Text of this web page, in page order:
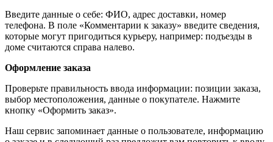
Введите данные о себе: ФИО, адрес доставки, номер
телефона. В поле «Комментарии к заказу» введите сведения,
которые могут пригодиться курьеру, например: подъезды в
доме считаются справа налево.
Оформление заказа
Проверьте правильность ввода информации: позиции заказа,
выбор местоположения, данные о покупателе. Нажмите
кнопку «Оформить заказ».
Наш сервис запоминает данные о пользователе, информацию